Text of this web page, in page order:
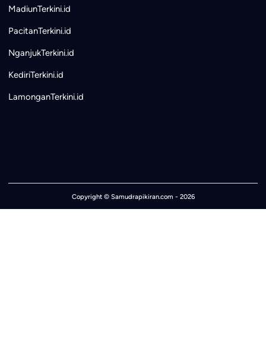
MadiunTerkini.id
PacitanTerkini.id
NganjukTerkini.id
KediriTerkini.id
LamonganTerkini.id
Copyright © Samudrapikiran.com - 2026